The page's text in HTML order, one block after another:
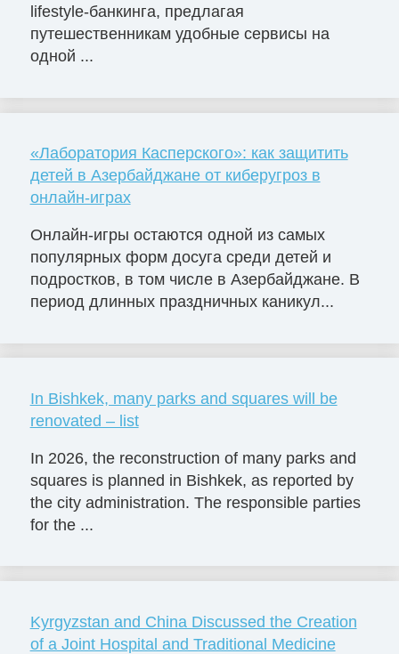
lifestyle-банкинга, предлагая
путешественникам удобные сервисы на
одной ...
«Лаборатория Касперского»: как защитить
детей в Азербайджане от киберугроз в
онлайн-играх
Онлайн-игры остаются одной из самых
популярных форм досуга среди детей и
подростков, в том числе в Азербайджане. В
период длинных праздничных каникул...
In Bishkek, many parks and squares will be
renovated – list
In 2026, the reconstruction of many parks and
squares is planned in Bishkek, as reported by
the city administration. The responsible parties
for the ...
Kyrgyzstan and China Discussed the Creation
of a Joint Hospital and Traditional Medicine